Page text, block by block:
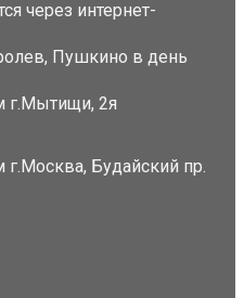
через интернет-
Пушкино в день
г.Мытищи, 2я
Будайский пр.